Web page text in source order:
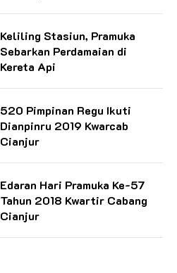
Keliling Stasiun, Pramuka
Sebarkan Perdamaian di
Kereta Api
520 Pimpinan Regu Ikuti
Dianpinru 2019 Kwarcab
Cianjur
Edaran Hari Pramuka Ke-57
Tahun 2018 Kwartir Cabang
Cianjur